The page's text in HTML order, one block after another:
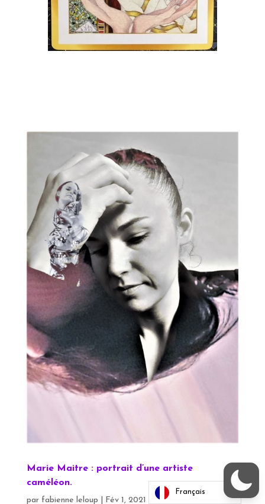
Marie Maitre : portrait d’une artiste
caméléon.
par fabienne leloup Fév 1, 2021 DE VISU
Cookies settings
Français